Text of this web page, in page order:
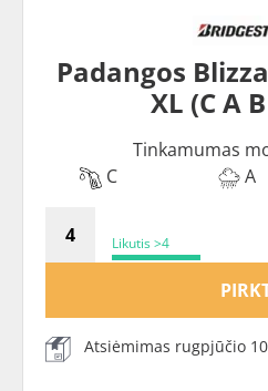
Padangos
XL (C A
Tinkamumas
C
A
Likutis >4
Atsiėmimas rugpjūčio